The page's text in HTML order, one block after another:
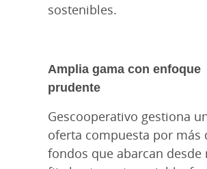
sostenibles.
Amplia gama con enfoque
prudente
Gescooperativo gestiona
oferta compuesta por más
fondos que abarcan desde